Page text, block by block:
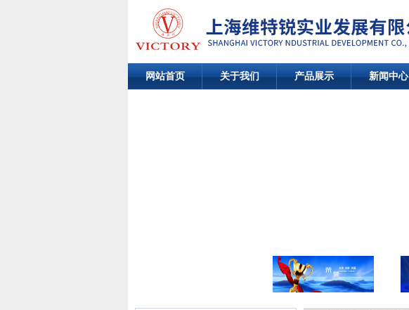
网站首页 关于我们 产品展示 新闻中心